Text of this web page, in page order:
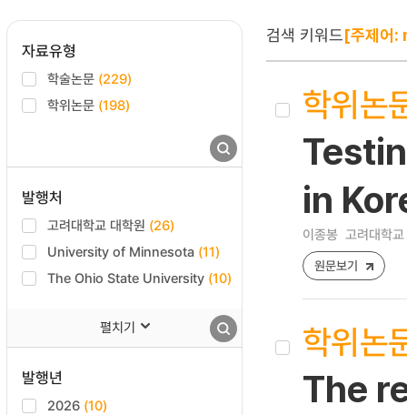
자료유형
학술논문 (229)
학위논문 (198)
발행처
고려대학교 대학원 (26)
University of Minnesota (11)
The Ohio State University (10)
펼치기
발행년
2026 (10)
검색 키워드[주제어
학위논
in
이종봉 고려대학
원문보기
학위논
The